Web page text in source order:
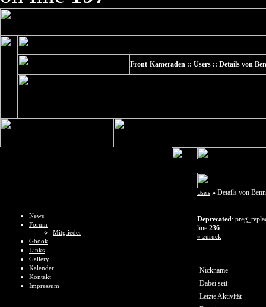
Front-Kameraden :: Users :: Details von
News
Forum
Mitglieder
Gbook
Links
Gallery
Kalender
Kontakt
Impressum
Users » Details von
Deprecated:
line 236
« zurück
Nickname
Dabei seit
Letzte Aktivität